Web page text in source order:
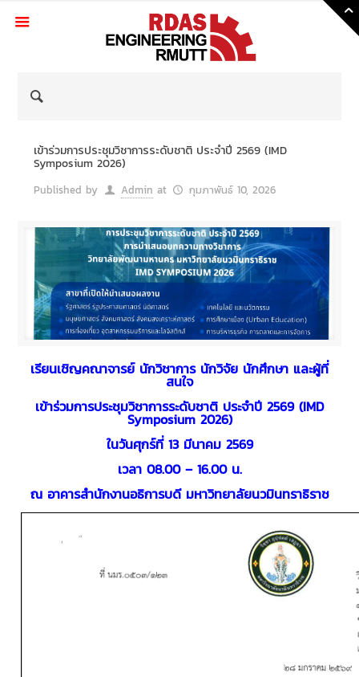
เข้าร่วมการประชุมวิชาการระดับชาติ ประจำปี 2569 (IMD
Symposium 2026)
Published by Admin at กุมภาพันธ์ 10, 2026
เรียนเชิญคณาจารย์ นักวิชาการ นักวิจัย นักศึกษา และผู้ที่
สนใจ
เข้าร่วมการประชุมวิชาการระดับชาติ ประจำปี 2569 (IMD
Symposium 2026)
ในวันศุกร์ที่ 13 มีนาคม 2569
เวลา 08.00 – 16.00 น.
ณ อาคารสำนักงานอธิการบดี มหาวิทยาลัยนวมินทราธิราช